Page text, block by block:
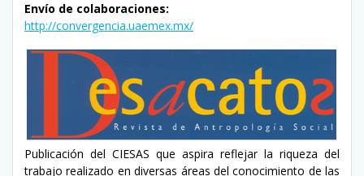
Envío de colaboraciones:
http://convergencia.uaemex.mx/
Publicación del CIESAS que aspira reflejar la riqueza del
trabajo realizado en diversas áreas del conocimiento de las